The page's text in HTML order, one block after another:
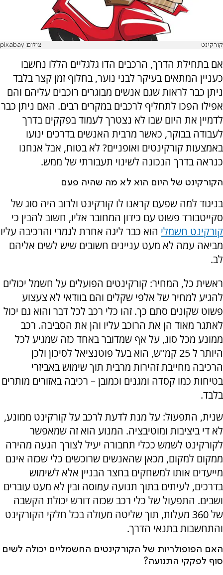
קורקינט צילום: pixabay
אם בתחילת הדרך, הרכבים הדו גלגליים הללו נחשבו
כעניין המתאים בעיקר לבני נוער, בחלוף זמן קצר בלבד
ניתן כבר לראות שגם אנשים מבוגרים רוכבים עליהם והם
אפילו הפכו לתחליף לרכבים במקרים רבים. האם ניתן כבר
לדמיין את היום שבו לא נצטרך לעמוד בפקקים בדרך
לעבודה בבוקר, כאשר מרבית האנשים בדרכים ינועו
באמצעות קורקינטים ואופניים? לא בטוח, אבל אנחנו
כנראה בדרך הנכונה לשינוי תעבורתי של ממש.
הקורקינט של היום הוא לא מה שהיה פעם
בניגוד למה שפעם קראנו לו קורקינט ולרוב היה סוג של
סקייטבורד פשוט עם כידון המחובר אליו, חשוב להבין כי
קורקינט חשמלי הוא כבר ליגה אחרת לגמרי והרכיבה עליו
מביאה עמה לא מעט עניינים חשובים שיש לשים אליהם
לב.
ראשית כל, המחיר: קורקינטים הפועלים על חשמל יכולים
להגיע למחיר של אלפי שקלים והם בוודאי לא צעצוע
פשוט שקונים סתם כך. זהו כלי רכב לכל דבר והוא גם יכול
לאתגר מאוד הן את הרוכב עליו והן את הסביבה. רכב
ממונע מכל סוג, על אף שמדובר באחד כזה שמגיע לכל
היותר ל 25 קמ"ש, הוא בעל פוטנציאל לסיכון ולכן
הרכיבה מחייבת זהירות מרבית תוך שימוש באביזרי
בטיחות כמו קסדה ומגנים וכמובן – רכיבה באזורים מותרים
בלבד.
שנית, התפעול: על מנת לדעת לרכב על קורקינט ממונע,
לא די ביציבות ומוטיבציה. המנוע הוא זה שמאפשר
לקורקינט לשמש ככלי תחבורה יעיל לצורך הגעה מהירה
ממקום למקום, מכאן שהאנשים שרוכשים כלי שכזה אינם
מייעדים אותו למשחקים בחצר הבניין אלא לשימוש
בדרכים, לעיתים בתוך תנועה עמוסה ובין לא מעט עוברים
ושבים. התפעול של כלי רכב שכזה דורש יכולת הקשבה
של 360 מעלות, תוך שליטה מעולה בכל חלקי הקורקינט
והתחשבות בתנאי הדרך.
האם הפופולריות של הקורקינטים החשמליים יכולה לשים
סוף לפקקי התנועה?